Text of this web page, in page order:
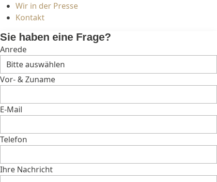
Wir in der Presse
Kontakt
Sie haben eine Frage?
Anrede
Vor- & Zuname
E-Mail
Telefon
Ihre Nachricht